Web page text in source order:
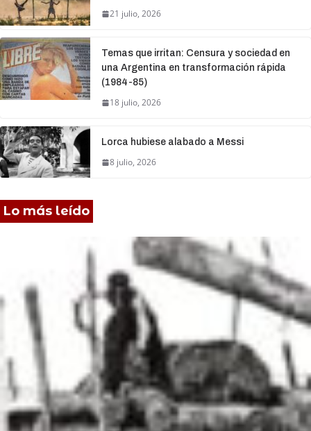
21 julio, 2026
Temas que irritan: Censura y sociedad en
una Argentina en transformación rápida
(1984-85)
18 julio, 2026
Lorca hubiese alabado a Messi
8 julio, 2026
Lo más leído